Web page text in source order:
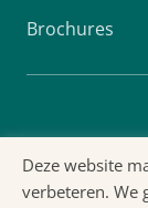
Brochures
Deze website
verbeteren. We